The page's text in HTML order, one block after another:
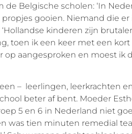
de Belgische scholen: ‘In
gooien. Niemand die er
kinderen zijn
toen ik een keer met een
op aangesproken en moest ik
– leerlingen, leerkrachten
beter af bent. Moeder
5 en 6 in Nederland niet
was tien minuten remedial